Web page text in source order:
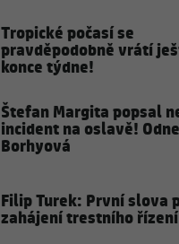
Tropické počasí se
pravděpodobně vrátí
konce týdne!
Štefan Margita popsal
incident na oslavě!
Borhyová
Filip Turek: První slova
zahájení trestního